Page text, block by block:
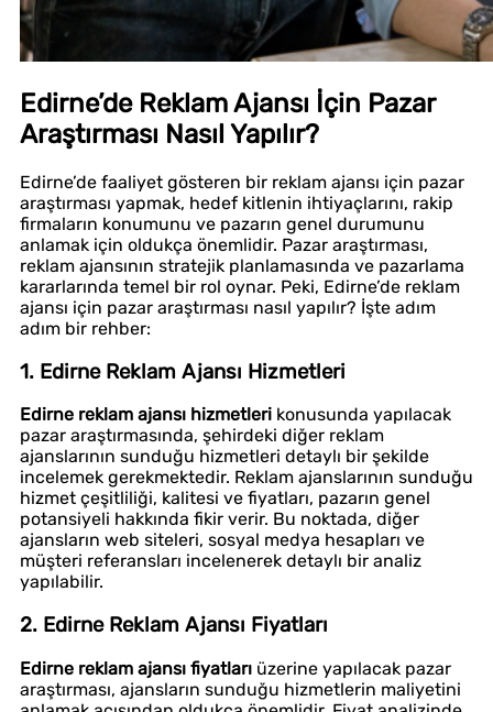
Edirne’de Reklam Ajansı İçin Pazar
Araştırması Nasıl Yapılır?
Edirne’de faaliyet gösteren bir reklam ajansı için pazar
araştırması yapmak, hedef kitlenin ihtiyaçlarını, rakip
firmaların konumunu ve pazarın genel durumunu
anlamak için oldukça önemlidir. Pazar araştırması,
reklam ajansının stratejik planlamasında ve pazarlama
kararlarında temel bir rol oynar. Peki, Edirne’de reklam
ajansı için pazar araştırması nasıl yapılır? İşte adım
adım bir rehber:
1. Edirne Reklam Ajansı Hizmetleri
Edirne reklam ajansı hizmetleri konusunda yapılacak
pazar araştırmasında, şehirdeki diğer reklam
ajanslarının sunduğu hizmetleri detaylı bir şekilde
incelemek gerekmektedir. Reklam ajanslarının sunduğu
hizmet çeşitliliği, kalitesi ve fiyatları, pazarın genel
potansiyeli hakkında fikir verir. Bu noktada, diğer
ajansların web siteleri, sosyal medya hesapları ve
müşteri referansları incelenerek detaylı bir analiz
yapılabilir.
2. Edirne Reklam Ajansı Fiyatları
Edirne reklam ajansı fiyatları üzerine yapılacak pazar
araştırması, ajansların sunduğu hizmetlerin maliyetini